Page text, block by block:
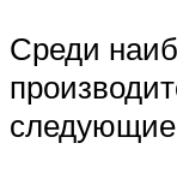
Среди